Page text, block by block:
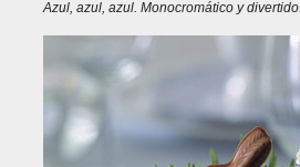
Azul, azul, azul. Monocromático y divertido.